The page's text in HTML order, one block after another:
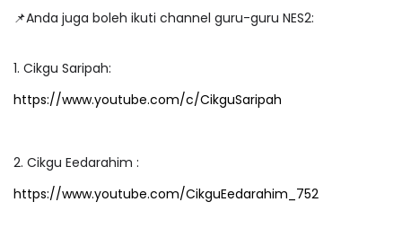
📌Anda juga boleh ikuti channel guru-guru NES2:
1. Cikgu Saripah:
https://www.youtube.com/c/CikguSaripah
2. Cikgu Eedarahim :
https://www.youtube.com/CikguEedarahim_752